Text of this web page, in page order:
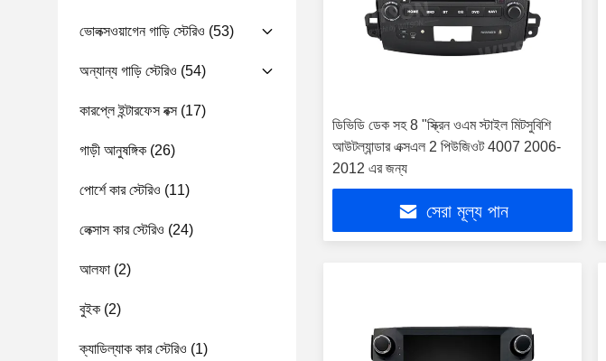
ভোলক্সওয়াগেন গাড়ি স্টেরিও (53)
অন্যান্য গাড়ি স্টেরিও (54)
কারপ্লে ইন্টারফেস বক্স(17)
গাড়ী আনুষঙ্গিক (26)
পোর্শে কার স্টেরিও (11)
লেক্সাস কার স্টেরিও (24)
আলফা (2)
বুইক (2)
ক্যাডিল্যাক কার স্টেরিও (1)
ডিভিডি ডেক সহ 8 "স্ক্রিন ওএম স্টাইল মিটসুবিশি
আউটল্যান্ডার এক্সএল 2 পিউজিওট 4007 2006-
2012 এর জন্য
সেরা মূল্য পান